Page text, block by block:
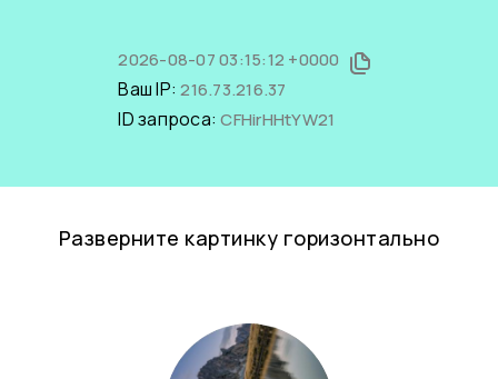
2026-08-07 03:15:12 +0000
Ваш IP:216.73.216.37
ID запроса:CFHirHHtYW21
Разверните картинку горизонтально